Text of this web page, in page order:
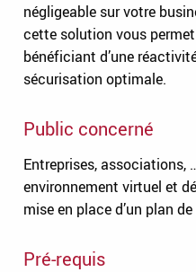
négligeable sur votre
cette solution vous
bénéficiant d’une
sécurisation optimale.
Public concerné
Entreprises, associations,
environnement virtuel et
mise en place d’un plan
Pré-requis